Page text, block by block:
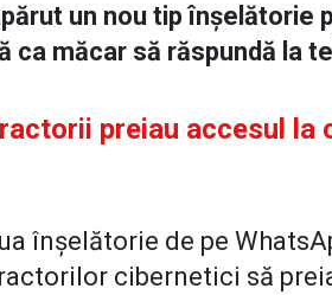
un nou tip înșelătorie
ca măcar să răspundă la
preiau accesul la
înșelătorie de pe
cibernetici să